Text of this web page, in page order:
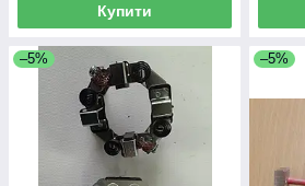
Купити
–5% –5%